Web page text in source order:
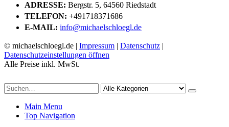
ADRESSE: Bergstr. 5, 64560 Riedstadt
TELEFON: +491718371686
E-MAIL: info@michaelschloegl.de
© michaelschloegl.de | Impressum | Datenschutz |
Datenschutzeinstellungen öffnen
Alle Preise inkl. MwSt.
Main Menu
Top Navigation